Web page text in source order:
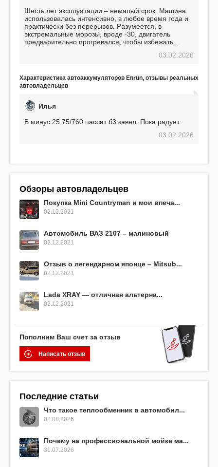
Шесть лет эксплуатации – немалый срок. Машина
использовалась интенсивно, в любое время года и
практически без перерывов. Разумеется, в
экстремальные морозы, вроде -30, двигатель
предварительно прогревался, чтобы избежать
использования не было ни единой поломки,
EFB 75. Судя по характеристикам, он даже
превосходит предыдущую модель.
03.02.2026
Характеристика автоаккумуляторов Enrun, отзывы реальных
автовладельцев
Илья
В минус 25 75/760 пассат б3 завел. Пока радует.
03.02.2026
Обзоры автовладельцев
Покупка Mini Countryman и мои впеча...
02.12.2021
Автомобиль ВАЗ 2107 – малиновый
02.12.2021
Отзыв о легендарном японце – Mitsub...
02.12.2021
Lada XRAY — отличная альтерна...
02.12.2021
Пополним Ваш счет за отзыв
Написать отзыв
Последние статьи
Что такое теплообменник в автомобил...
02.08.2026
Почему на профессиональной мойке ма...
31.07.2026